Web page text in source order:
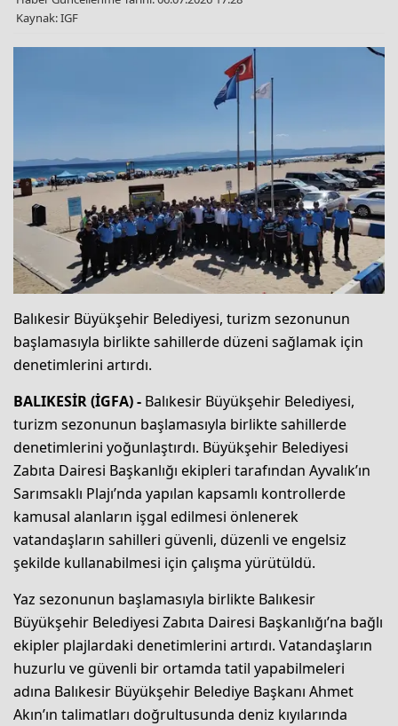
Kaynak: IGF
Balıkesir Büyükşehir Belediyesi, turizm sezonunun
başlamasıyla birlikte sahillerde düzeni sağlamak için
denetimlerini artırdı.
BALIKESİR (İGFA) - Balıkesir Büyükşehir Belediyesi,
turizm sezonunun başlamasıyla birlikte sahillerde
denetimlerini yoğunlaştırdı. Büyükşehir Belediyesi
Zabıta Dairesi Başkanlığı ekipleri tarafından Ayvalık’ın
Sarımsaklı Plajı’nda yapılan kapsamlı kontrollerde
kamusal alanların işgal edilmesi önlenerek
vatandaşların sahilleri güvenli, düzenli ve engelsiz
şekilde kullanabilmesi için çalışma yürütüldü.
Yaz sezonunun başlamasıyla birlikte Balıkesir
Büyükşehir Belediyesi Zabıta Dairesi Başkanlığı’na bağlı
ekipler plajlardaki denetimlerini artırdı. Vatandaşların
huzurlu ve güvenli bir ortamda tatil yapabilmeleri
adına Balıkesir Büyükşehir Belediye Başkanı Ahmet
Akın’ın talimatları doğrultusunda deniz kıyılarında